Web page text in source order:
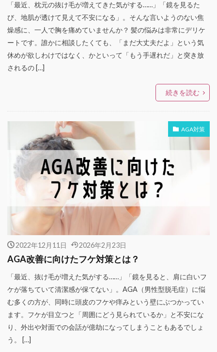
「最近、枕元の抜け毛が増えてきた気がする……」「鏡を見るた
び、地肌が透けて見えて不安になる」。そんな言いようのない焦
燥感に、一人で胸を痛めていませんか？ 髪の悩みは非常にデリケ
ートです。誰かに相談したくても、「まだ大丈夫だよ」という気
休めが欲しわけではなく、かといって「もう手遅れだ」と突き放
されるの […]
続きを読む
AGA対策
2022年12月11日 2026年2月23日
AGA改善に向けたフケ対策とは？
「最近、抜け毛が増えた気がする……」「鏡を見ると、肩に白いフ
ケが落ちていて清潔感が保てない」。AGA（男性型脱毛症）に悩
む多くの方が、同時に頭皮のフケや痒みという壁にぶつかってい
ます。フケが目立つと「周囲にどう見られているか」と不安にな
り、外出や対面での会話が億劫になってしまうこともあるでしょ
う。 […]